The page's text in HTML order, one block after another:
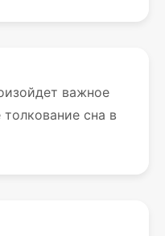
важное
сна в